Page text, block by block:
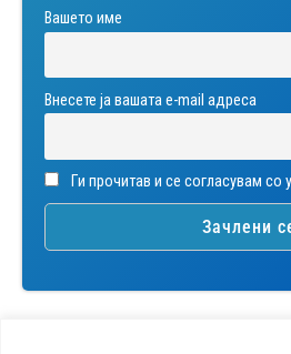
Вашето име
Внесете ја вашата е-mail адреса
Ги прочитав и се согласувам со